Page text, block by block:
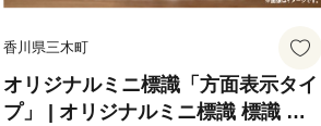
香川県三木町
オリジナルミニ標識「方面表示タイ
プ」 | オリジナルミニ標識 標識 イ